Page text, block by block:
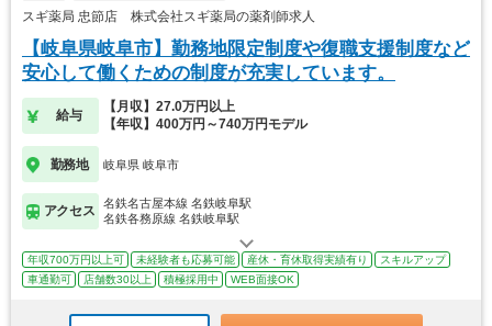
スギ薬局 忠節店 株式会社スギ薬局の薬剤師求人
【岐阜県岐阜市】勤務地限定制度や復職支援制度など
安心して働くための制度が充実しています。
給与
【月収】27.0万円以上
【年収】400万円～740万円モデル
勤務地 岐阜県 岐阜市
アクセス
名鉄名古屋本線 名鉄岐阜駅
名鉄各務原線 名鉄岐阜駅
年収700万円以上可 未経験者も応募可能 産休・育休取得実績有り
スキルアップ
車通勤可
店舗数30以上 積極採用中 WEB面接OK